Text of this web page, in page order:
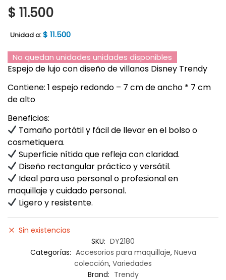
$ 11.500
Unidad a:$ 11.500
No quedan unidades unidades disponibles
Espejo de lujo con diseño de villanos Disney Trendy
Contiene: 1 espejo redondo – 7 cm de ancho * 7 cm
de alto
Beneficios:
Tamaño portátil y fácil de llevar en el bolso o
cosmetiquera.
Superficie nítida que refleja con claridad.
Diseño rectangular práctico y versátil.
Ideal para uso personal o profesional en
maquillaje y cuidado personal.
Ligero y resistente.
Sin existencias
SKU: DY2180
Categorías: Accesorios para maquillaje, Nueva
colección, Variedades
Brand: Trendy